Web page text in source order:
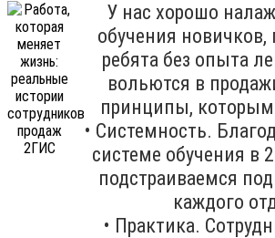
У нас хорошо
обучения новичков,
ребята без опыта
вольются в
принципы,
• Системность.
системе обучения в
подстраиваемся
каждого
• Практика.